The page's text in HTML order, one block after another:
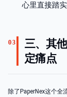
心里直接踏实
03
三、其
定痛点
除了PaperNex这个全